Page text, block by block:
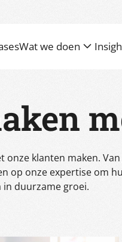
Wat we doen
klanten maken.
op onze expertise om
duurzame groei.